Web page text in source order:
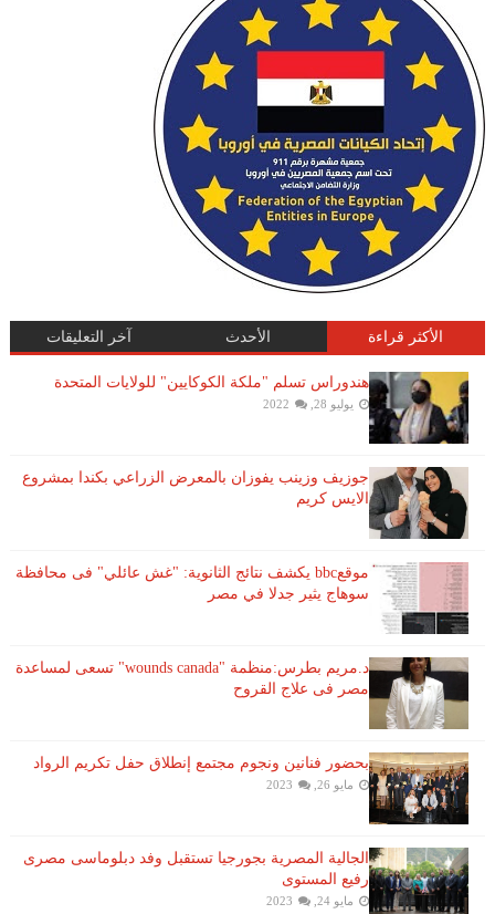
الأكثر قراءة الأحدث آخر التعليقات
هندوراس تسلم "ملكة الكوكايين" للولايات المتحدة
يوليو 28, 2022
جوزيف وزينب يفوزان بالمعرض الزراعي بكندا بمشروع
الايس كريم
موقعbbc يكشف نتائج الثانوية: "غش عائلي" فى محافظة
سوهاج يثير جدلا في مصر
د.مريم بطرس:منظمة "wounds canada" تسعى لمساعدة
مصر فى علاج القروح
بحضور فنانين ونجوم مجتمع إنطلاق حفل تكريم الرواد
مايو 26, 2023
الجالية المصرية بجورجيا تستقبل وفد دبلوماسى مصرى
رفيع المستوى
مايو 24, 2023